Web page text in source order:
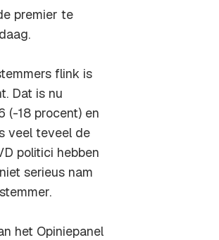
premier te
flink is
Dat is nu
(-18 procent) en
veel teveel de
politici hebben
serieus nam
het Opiniepanel